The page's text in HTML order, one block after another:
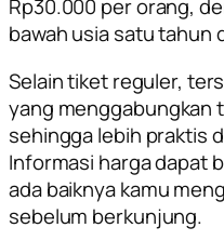
Rp30.000 per orang,
bawah usia satu tahun
Selain tiket reguler,
yang menggabungkan
sehingga lebih praktis
Informasi harga dapat
ada baiknya kamu
sebelum berkunjung.